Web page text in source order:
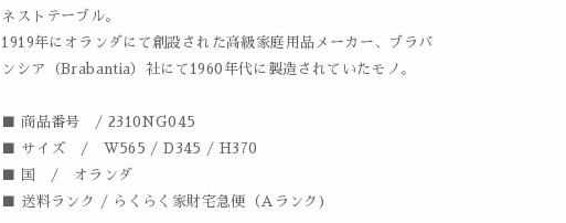
ネストテーブル。
1919年にオランダにて創設された高級家庭用品メーカー、ブラバ
ンシア（Brabantia）社にて1960年代に製造されていたモノ。
■ 商品番号 / 2310NG045
■ サイズ / W565 / D345 / H370
■ 国 / オランダ
■ 送料ランク / らくらく家財宅急便（Aランク)